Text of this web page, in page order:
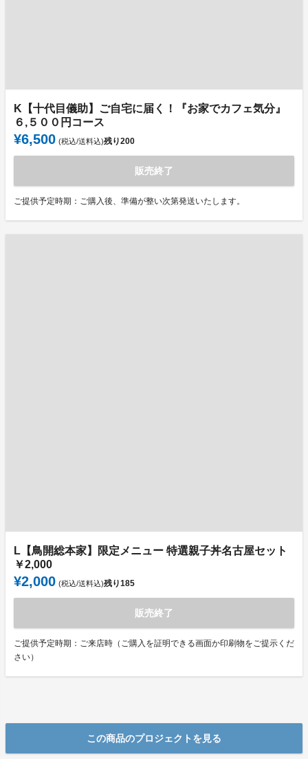
K【十代目儀助】ご自宅に届く！『お家でカフェ気分』
６,５００円コース
¥6,500 (税込/送料込)残り200
販売終了
ご提供予定時期：ご購入後、準備が整い次第発送いたします。
L【鳥開総本家】限定メニュー 特選親子丼名古屋セット
￥2,000
¥2,000 (税込/送料込)残り185
販売終了
ご提供予定時期：ご来店時（ご購入を証明できる画面か印刷物をご提示くだ
さい）
この商品のプロジェクトを見る